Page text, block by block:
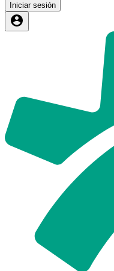
Iniciar sesión